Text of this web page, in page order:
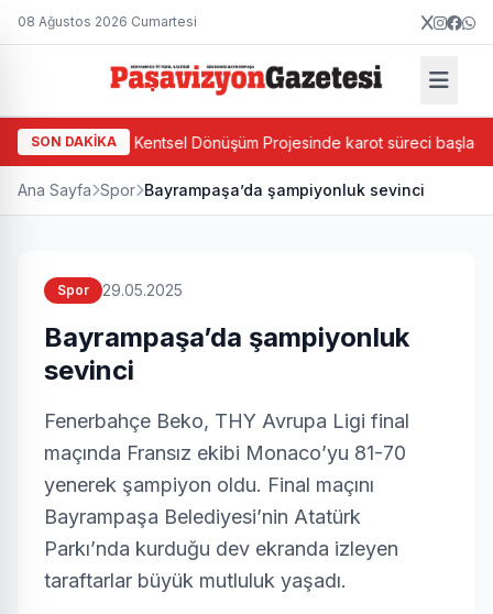
08 Ağustos 2026 Cumartesi
SON DAKİKA
Ada Bazlı Kentsel Dönüşüm Projesinde karot süreci başladı
Ana Sayfa Spor Bayrampaşa’da şampiyonluk sevinci
Spor 29.05.2025
Bayrampaşa’da şampiyonluk
sevinci
Fenerbahçe Beko, THY Avrupa Ligi final
maçında Fransız ekibi Monaco’yu 81-70
yenerek şampiyon oldu. Final maçını
Bayrampaşa Belediyesi’nin Atatürk
Parkı’nda kurduğu dev ekranda izleyen
taraftarlar büyük mutluluk yaşadı.